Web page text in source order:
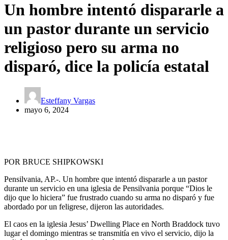
Un hombre intentó dispararle a
un pastor durante un servicio
religioso pero su arma no
disparó, dice la policía estatal
Esteffany Vargas
mayo 6, 2024
POR BRUCE SHIPKOWSKI
Pensilvania, AP.-. Un hombre que intentó dispararle a un pastor
durante un servicio en una iglesia de Pensilvania porque “Dios le
dijo que lo hiciera” fue frustrado cuando su arma no disparó y fue
abordado por un feligrese, dijeron las autoridades.
El caos en la iglesia Jesus’ Dwelling Place en North Braddock tuvo
lugar el domingo mientras se transmitía en vivo el servicio, dijo la